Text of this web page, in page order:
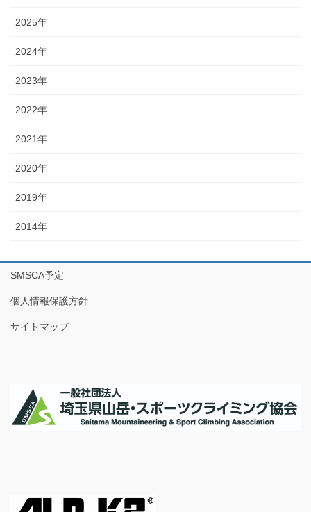
2025年
2024年
2023年
2022年
2021年
2020年
2019年
2014年
SMSCA予定
個人情報保護方針
サイトマップ